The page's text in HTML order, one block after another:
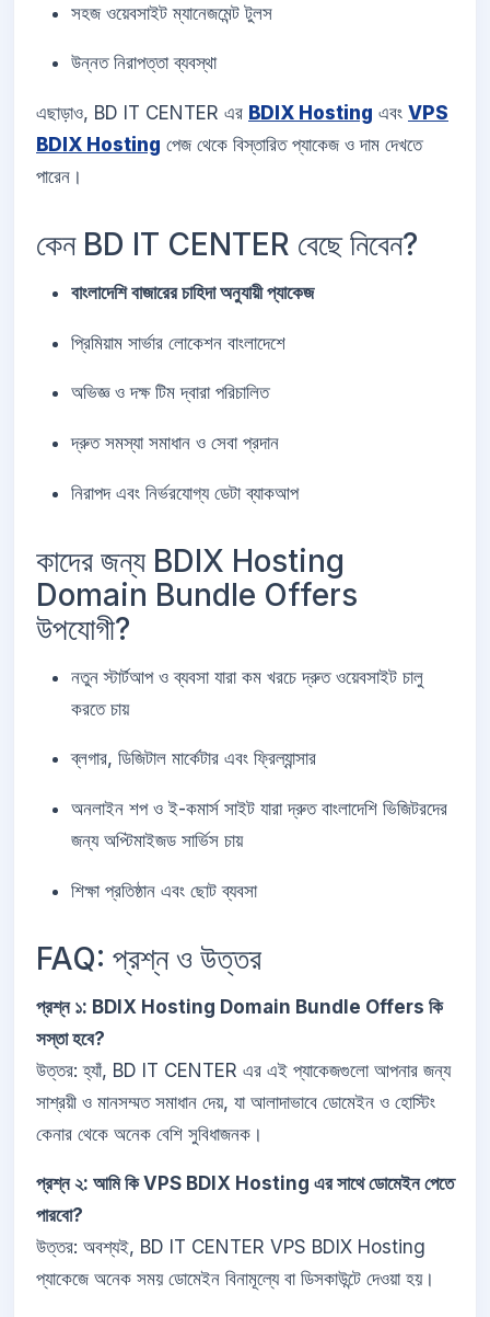
সহজ ওয়েবসাইট ম্যানেজমেন্ট টুলস
উন্নত নিরাপত্তা ব্যবস্থা
এছাড়াও, BD IT CENTER এর BDIX Hosting এবং VPS
BDIX Hosting পেজ থেকে বিস্তারিত প্যাকেজ ও দাম দেখতে
পারেন।
কেন BD IT CENTER বেছে নিবেন?
বাংলাদেশি বাজারের চাহিদা অনুযায়ী প্যাকেজ
প্রিমিয়াম সার্ভার লোকেশন বাংলাদেশে
অভিজ্ঞ ও দক্ষ টিম দ্বারা পরিচালিত
দ্রুত সমস্যা সমাধান ও সেবা প্রদান
নিরাপদ এবং নির্ভরযোগ্য ডেটা ব্যাকআপ
কাদের জন্য BDIX Hosting
Domain Bundle Offers
উপযোগী?
নতুন স্টার্টআপ ও ব্যবসা যারা কম খরচে দ্রুত ওয়েবসাইট চালু
করতে চায়
ব্লগার, ডিজিটাল মার্কেটার এবং ফ্রিল্যান্সার
অনলাইন শপ ও ই-কমার্স সাইট যারা দ্রুত বাংলাদেশি ভিজিটরদের
জন্য অপ্টিমাইজড সার্ভিস চায়
শিক্ষা প্রতিষ্ঠান এবং ছোট ব্যবসা
FAQ: প্রশ্ন ও উত্তর
প্রশ্ন ১: BDIX Hosting Domain Bundle Offers কি
সস্তা হবে?
উত্তর: হ্যাঁ, BD IT CENTER এর এই প্যাকেজগুলো আপনার জন্য
সাশ্রয়ী ও মানসম্মত সমাধান দেয়, যা আলাদাভাবে ডোমেইন ও হোস্টিং
কেনার থেকে অনেক বেশি সুবিধাজনক।
প্রশ্ন ২: আমি কি VPS BDIX Hosting এর সাথে ডোমেইন পেতে
পারবো?
উত্তর: অবশ্যই, BD IT CENTER VPS BDIX Hosting
প্যাকেজে অনেক সময় ডোমেইন বিনামূল্যে বা ডিসকাউন্টে দেওয়া হয়।